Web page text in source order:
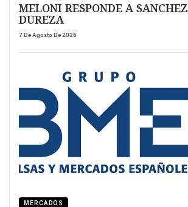
MELONI RESPONDE A SANCHEZ CON
DUREZA
7 De Agosto De 2026
MERCADOS